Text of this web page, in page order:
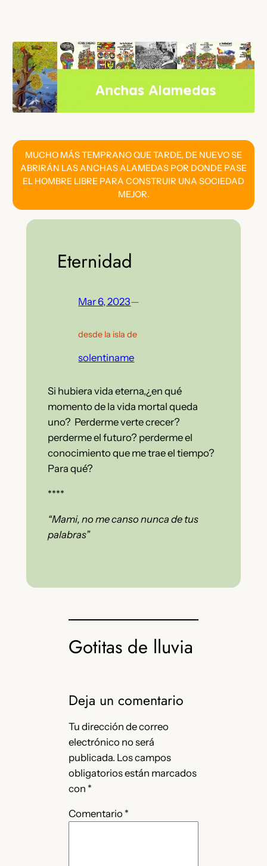
contenido
MUCHO MÁS TEMPRANO QUE TARDE, DE NUEVO SE
ABRIRÁN LAS ANCHAS ALAMEDAS POR DONDE PASE
EL HOMBRE LIBRE PARA CONSTRUIR UNA SOCIEDAD
MEJOR.
Eternidad
Mar 6, 2023—
desde la isla de
solentiname
Si hubiera vida eterna,¿en qué
momento de la vida mortal queda
uno? Perderme verte crecer?
perderme el futuro? perderme el
conocimiento que me trae el tiempo?
Para qué?
****
“Mami, no me canso nunca de tus
palabras”
Gotitas de lluvia
Deja un comentario
Tu dirección de correo
electrónico no será
publicada. Los campos
obligatorios están marcados
con *
Comentario *